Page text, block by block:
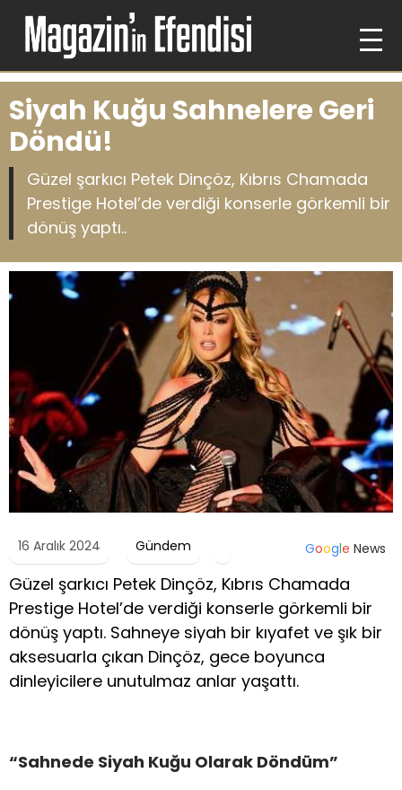
Siyah Kuğu Sahnelere Geri
Döndü!
Güzel şarkıcı Petek Dinçöz, Kıbrıs Chamada
Prestige Hotel’de verdiği konserle görkemli bir
dönüş yaptı..
16 Aralık 2024 Gündem Google News
Güzel şarkıcı Petek Dinçöz, Kıbrıs Chamada
Prestige Hotel’de verdiği konserle görkemli bir
dönüş yaptı. Sahneye siyah bir kıyafet ve şık bir
aksesuarla çıkan Dinçöz, gece boyunca
dinleyicilere unutulmaz anlar yaşattı.
“Sahnede Siyah Kuğu Olarak Döndüm”